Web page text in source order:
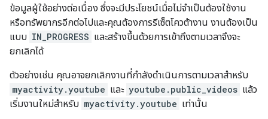
ข้อมูลผู้ใช้อย่างต่อเนื่อง ซึ่งจะมีประโยชน์เมื่อไม่จําเป็นต้องใช้งาน
หรือทรัพยากรอีกต่อไปและคุณต้องการรีเซ็ตโควต้างาน งานต้องเป็น
แบบ IN_PROGRESS และสร้างขึ้นด้วยการเข้าถึงตามเวลาจึงจะ
ยกเลิกได้
ตัวอย่างเช่น คุณอาจยกเลิกงานที่กําลังดําเนินการตามเวลาสําหรับ
myactivity.youtube และ youtube.public_videos แล้ว
เริ่มงานใหม่สําหรับ myactivity.youtube เท่านั้น